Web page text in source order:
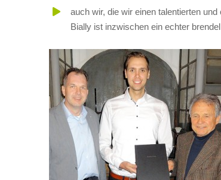
auch wir, die wir einen talentierten
Bially ist inzwischen ein echter